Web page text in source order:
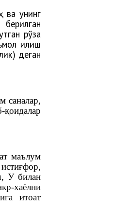
ва унинг
рўза
қилиш
деган
саналар,
маълум
У билан
хаёлни
итоат